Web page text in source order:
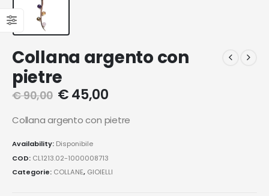
Collana argento con
pietre
€90,00 €45,00
Collana argento con pietre
Availability: Disponibile
COD: CL1213.02-1000008713
Categorie: COLLANE, GIOIELLI